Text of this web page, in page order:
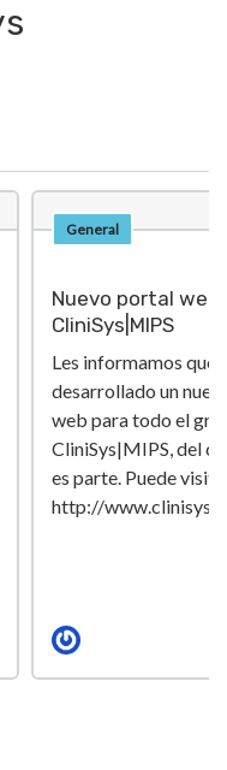
General
Nuevo portal web
CliniSys|MIPS
Les informamos que
desarrollado un
web para todo el
CliniSys|MIPS, del
es parte. Puede
http://